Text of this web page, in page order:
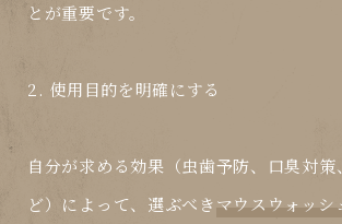
とが重要です。
2. 使用目的を明確にする
自分が求める効果（虫歯予防、口臭対策
ど）によって、選ぶべきマウスウォッシ